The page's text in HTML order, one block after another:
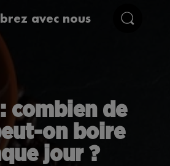
avec nous
combien de
on boire
jour ?